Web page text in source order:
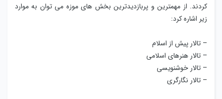
کردند. از مهمترین و پربازدیدترین بخش های موزه می توان به موارد
زیر اشاره کرد:
– تالار پیش از اسلام
– تالار هنرهای اسلامی
– تالار خوشنویسی
– تالار نگارگری